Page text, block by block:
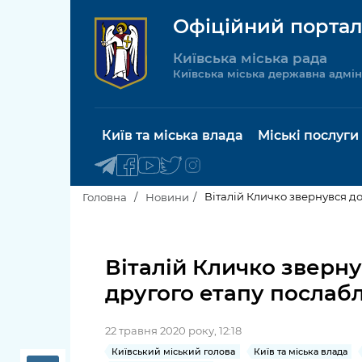
Офіційний
Київська міська рада
Київська міська державна
Київ та міська влада
Київська міська рада
Керівництво КМДА
Міські послуги
послуги
Пільги,
Паспорт,
Головна Новини Віталій Кличко звернувся
Віталій Кличко
другого етапу
22 травня 2020 року, 12:18
Київський міський голова Київ та міська влада